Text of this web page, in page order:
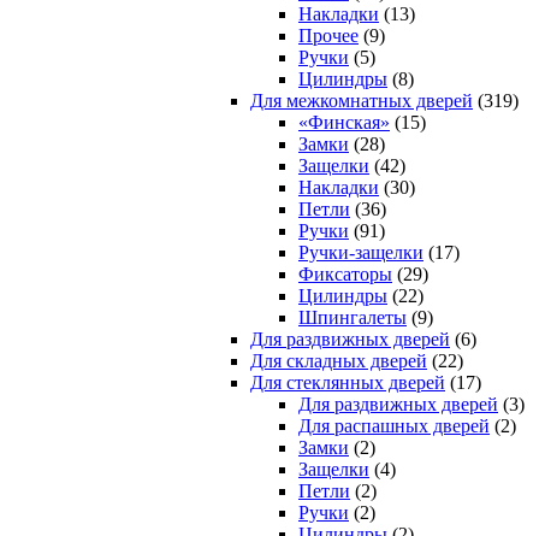
Накладки (13)
Прочее (9)
Ручки (5)
Цилиндры (8)
Для межкомнатных дверей (319)
«Финская» (15)
Замки (28)
Защелки (42)
Накладки (30)
Петли (36)
Ручки (91)
Ручки-защелки (17)
Фиксаторы (29)
Цилиндры (22)
Шпингалеты (9)
Для раздвижных дверей (6)
Для складных дверей (22)
Для стеклянных дверей (17)
Для раздвижных дверей (3)
Для распашных дверей (2)
Замки (2)
Защелки (4)
Петли (2)
Ручки (2)